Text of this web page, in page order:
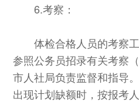
6.考察：
体检合格人员的考察工
参照公务员招录有关考察
市人社局负责监督和指导
出现计划缺额时，按报考